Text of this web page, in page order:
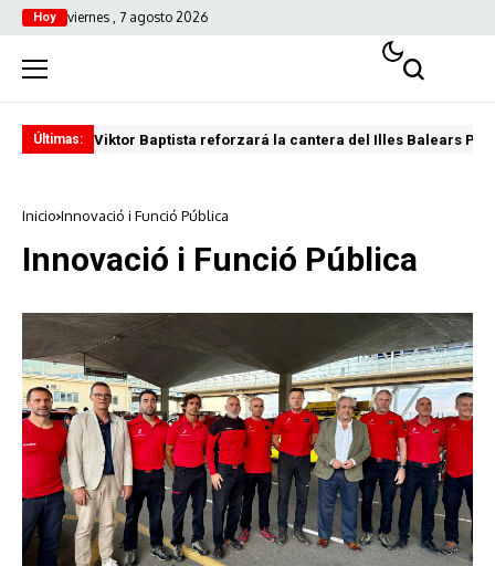
Hoy viernes , 7 agosto 2026
Últimas: Viktor Baptista reforzará la cantera del Illes Balears
Inicio Innovació i Funció Pública
Innovació i Funció Pública